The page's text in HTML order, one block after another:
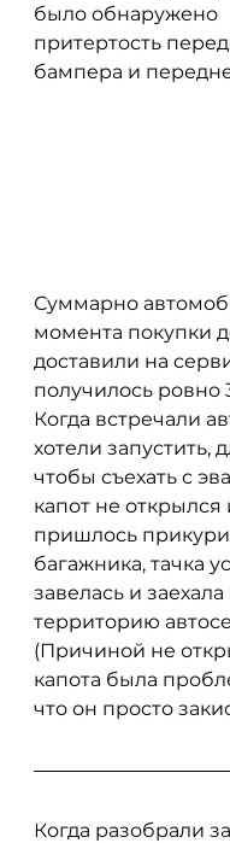
было обнаружено
притертость
бампера и
Суммарно
момента покупки
доставили на
получилось ровно
Когда встречали
хотели запустить,
чтобы съехать с
капот не открылся
пришлось
багажника, тачка
завелась и заехала
территорию
(Причиной не
капота была
что он просто
Когда разобрали